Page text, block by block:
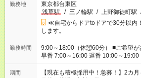
勤務地
東京都台東区
浅草駅
/ 三ノ輪駅 / 上野御徒町駅
≪自宅からドアtoドアで30分以内
します。
勤務時間
9:00～18:00（休憩60分） ■ご希望があれば下記シフトもOK！
早番 7:00～16:00 遅番 10:00～19:00 「家族と休みを合わせた
い」 「余裕を持って夕飯の準備がし
たくない」 など、ご希望を教えてくださいね。
期間
【現在も積極採用中！急募！】2カ